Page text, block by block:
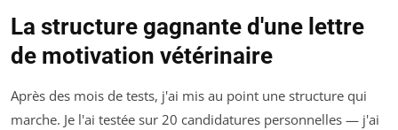
La structure gagnante d'une lettre
de motivation vétérinaire
Après des mois de tests, j'ai mis au point une structure qui
marche. Je l'ai testée sur 20 candidatures personnelles — j'ai